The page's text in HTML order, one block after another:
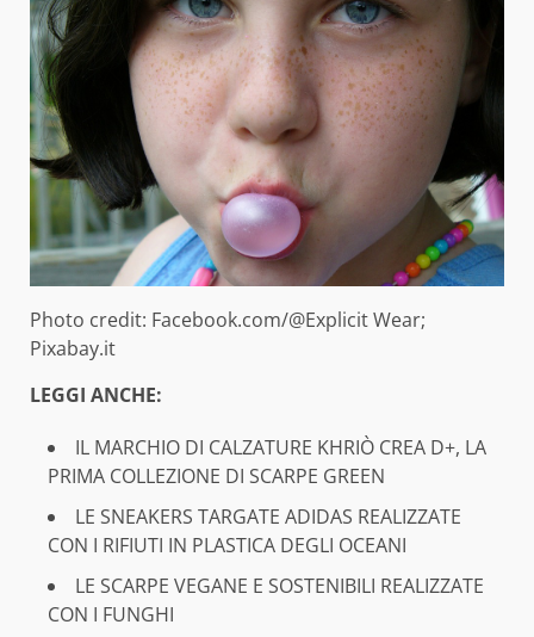
Photo credit: Facebook.com/@Explicit Wear;
Pixabay.it
LEGGI ANCHE:
IL MARCHIO DI CALZATURE KHRIÒ CREA D+, LA
PRIMA COLLEZIONE DI SCARPE GREEN
LE SNEAKERS TARGATE ADIDAS REALIZZATE
CON I RIFIUTI IN PLASTICA DEGLI OCEANI
LE SCARPE VEGANE E SOSTENIBILI REALIZZATE
CON I FUNGHI